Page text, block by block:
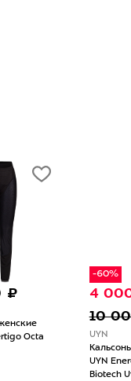
₽
Octa
-60%
4
10
UYN
UYN
Biotech